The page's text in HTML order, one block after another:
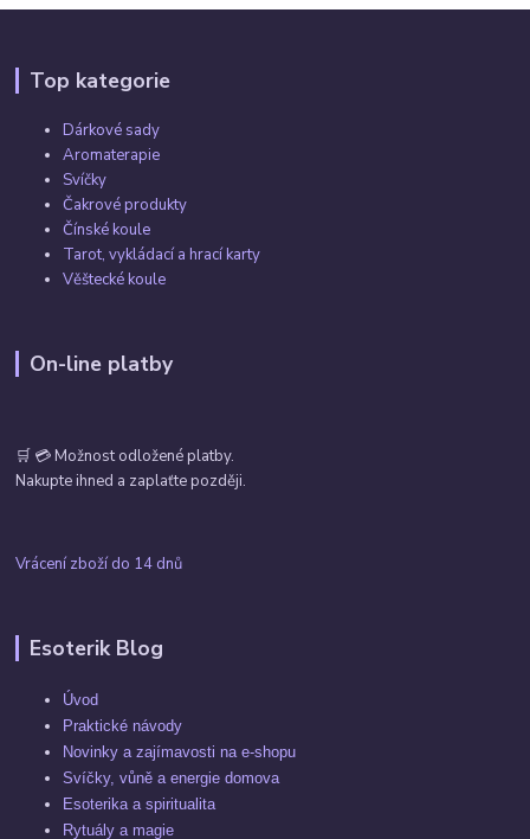
Top kategorie
Dárkové sady
Aromaterapie
Svíčky
Čakrové produkty
Čínské koule
Tarot, vykládací a hrací karty
Věštecké koule
On-line platby
🛒 💳 Možnost odložené platby.
Nakupte ihned a zaplaťte později.
Vrácení zboží do 14 dnů
Esoterik Blog
Úvod
Praktické návody
Novinky a zajímavosti na e-shopu
Svíčky, vůně a energie domova
Esoterika a spiritualita
Rytuály a magie